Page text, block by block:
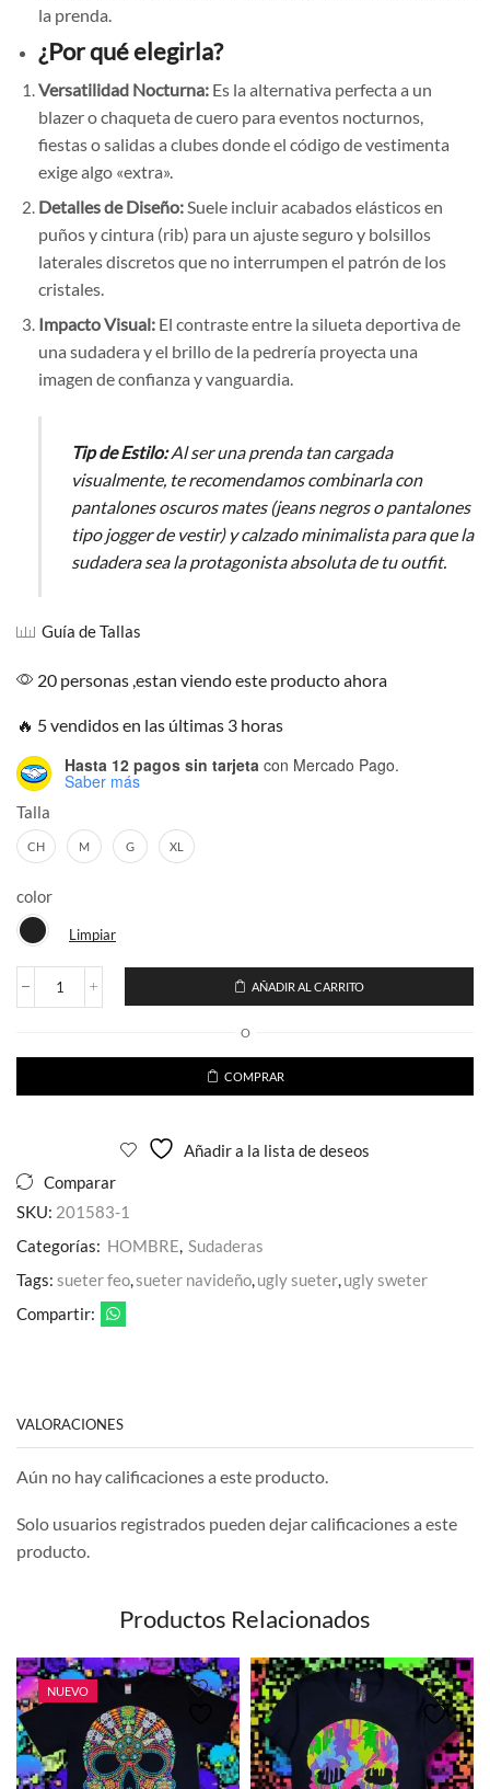
la prenda.
¿Por qué elegirla?
Versatilidad Nocturna: Es la alternativa perfecta a un
blazer o chaqueta de cuero para eventos nocturnos,
fiestas o salidas a clubes donde el código de vestimenta
exige algo «extra».
Detalles de Diseño:Suele incluir acabados elásticos en
puños y cintura (rib) para un ajuste seguro y bolsillos
laterales discretos que no interrumpen el patrón de los
cristales.
Impacto Visual: El contraste entre la silueta deportiva de
una sudadera y el brillo de la pedrería proyecta una
imagen de confianza y vanguardia.
Tip de Estilo:Al ser una prenda tan cargada
visualmente, te recomendamos combinarla con
pantalones oscuros mates (jeans negros o pantalones
tipo jogger de vestir) y calzado minimalista para que la
sudadera sea la protagonista absoluta de tu outfit.
Guía de Tallas
20 personas ,estan viendo este producto ahora
🔥 5 vendidos en las últimas 3 horas
Hasta 12 pagos sin tarjeta con Mercado Pago.
Saber más
Talla
CH M G XL
color
Limpiar
Sudadera
Pedreria
caballero
AÑADIR AL CARRITO
O
COMPRAR
Añadir a la lista de deseos
Comparar
SKU: 201583-1
Categorías: HOMBRE, Sudaderas
Tags: sueter feo,sueter navideño,ugly sueter,ugly sweter
Compartir:
VALORACIONES
Aún no hay calificaciones a este producto.
Solo usuarios registrados pueden dejar calificaciones a este
producto.
Productos Relacionados
NUEVO